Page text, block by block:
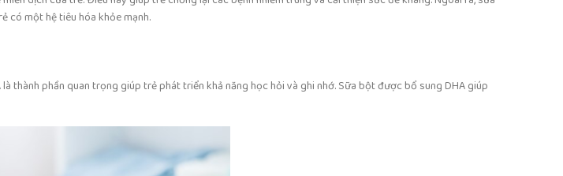
có một hệ tiêu hóa khỏe mạnh.
thành phần quan trọng giúp trẻ phát triển khả năng học hỏi và ghi nhớ. Sữa bột được bổ sung DHA giúp